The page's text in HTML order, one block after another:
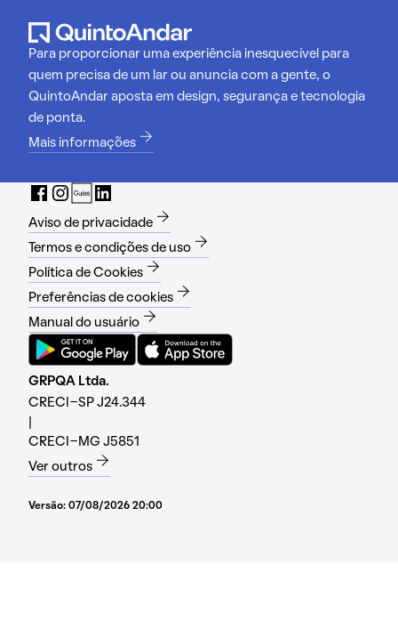
Para proporcionar uma experiência inesquecível para
quem precisa de um lar ou anuncia com a gente, o
QuintoAndar aposta em design, segurança e tecnologia
de ponta.
Mais informações
Aviso de privacidade
Termos e condições de uso
Política de Cookies
Preferências de cookies
Manual do usuário
GRPQA Ltda.
CRECI-SP J24.344
CRECI-MG J5851
Ver outros
Versão: 07/08/2026 20:00